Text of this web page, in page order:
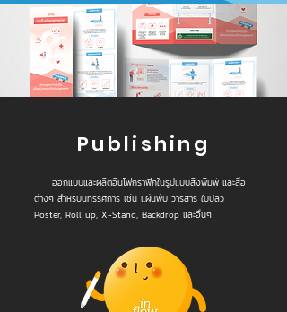
Publishing
ออกแบบและผลิตอินโฟกราฟิกในรูปแบบสิ่งพิมพ์ และสื่อ
ต่างๆ สำหรับนิทรรศการ เช่น แผ่นพับ วารสาร ใบปลิว
Poster, Roll up, X-Stand, Backdrop และอื่นๆ